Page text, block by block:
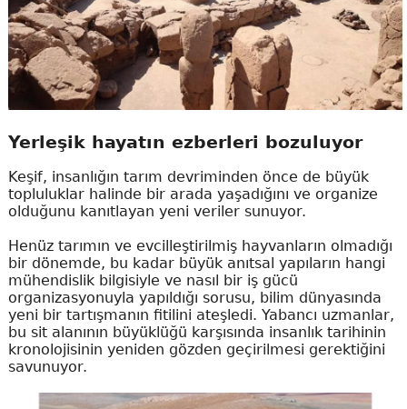
Yerleşik hayatın ezberleri bozuluyor
Keşif, insanlığın tarım devriminden önce de büyük
topluluklar halinde bir arada yaşadığını ve organize
olduğunu kanıtlayan yeni veriler sunuyor.
Henüz tarımın ve evcilleştirilmiş hayvanların olmadığı
bir dönemde, bu kadar büyük anıtsal yapıların hangi
mühendislik bilgisiyle ve nasıl bir iş gücü
organizasyonuyla yapıldığı sorusu, bilim dünyasında
yeni bir tartışmanın fitilini ateşledi. Yabancı uzmanlar,
bu sit alanının büyüklüğü karşısında insanlık tarihinin
kronolojisinin yeniden gözden geçirilmesi gerektiğini
savunuyor.